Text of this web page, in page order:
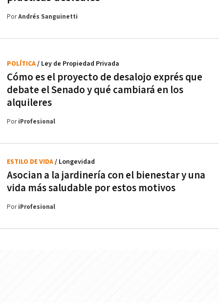
PorAndrés Sanguinetti
Cómo es el proyecto de desalojo exprés que
debate el Senado y qué cambiará en los
alquileres
POLÍTICA/ Ley de Propiedad Privada
PoriProfesional
Asocian a la jardinería con el bienestar y una
vida más saludable por estos motivos
ESTILO DE VIDA/ Longevidad
PoriProfesional